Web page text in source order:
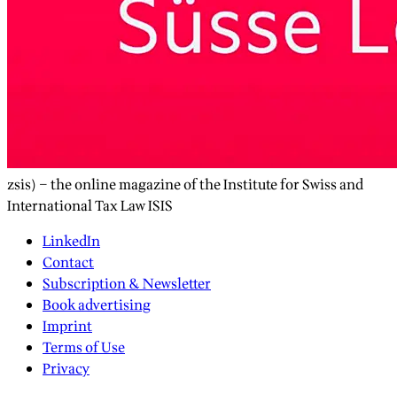
zsis) – the online magazine of the Institute for Swiss and
International Tax Law ISIS
LinkedIn
Contact
Subscription & Newsletter
Book advertising
Imprint
Terms of Use
Privacy